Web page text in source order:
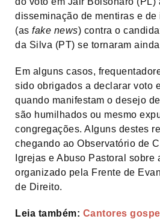
disseminação de mentiras e
(as fake news) contra o
da Silva (PT) se tornaram
Em alguns casos,
sido obrigados a declarar voto
quando manifestam o desejo
são humilhados ou mesmo
congregações. Alguns destes
chegando ao Observatório de
Igrejas e Abuso Pastoral sobre
organizado pela Frente de
de Direito.
Leia também: Cantores